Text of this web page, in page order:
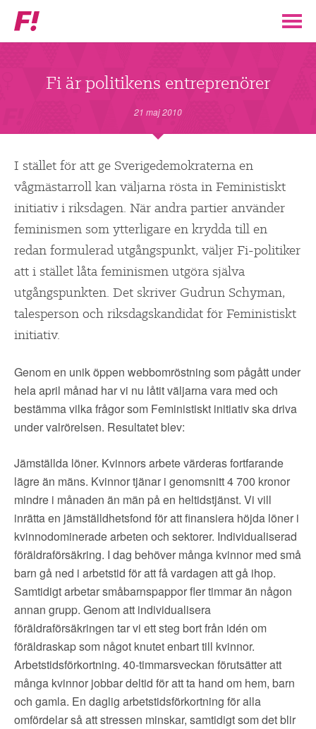
Feministiskt
initiativ
ENGAGERA DIG I F! ▼
ENAD RÖST
PARTILEDARE
OM FI ▼
NYHETER
Fi är politikens entreprenörer
21 maj 2010
I stället för att ge Sverigedemokraterna en
vågmästarroll kan väljarna rösta in Feministiskt
initiativ i riksdagen. När andra partier använder
feminismen som ytterligare en krydda till en
redan formulerad utgångspunkt, väljer Fi-politiker
att i stället låta feminismen utgöra själva
utgångspunkten. Det skriver Gudrun Schyman,
talesperson och riksdagskandidat för Feministiskt
initiativ.
Genom en unik öppen webbomröstning som pågått under
hela april månad har vi nu låtit väljarna vara med och
bestämma vilka frågor som Feministiskt initiativ ska driva
under valrörelsen. Resultatet blev:
Jämställda löner. Kvinnors arbete värderas fortfarande
lägre än mäns. Kvinnor tjänar i genomsnitt 4 700 kronor
mindre i månaden än män på en heltidstjänst. Vi vill
inrätta en jämställdhetsfond för att finansiera höjda löner i
kvinnodominerade arbeten och sektorer. Individualiserad
föräldraförsäkring. I dag behöver många kvinnor med små
barn gå ned i arbetstid för att få vardagen att gå ihop.
Samtidigt arbetar småbarnspappor fler timmar än någon
annan grupp. Genom att individualisera
föräldraförsäkringen tar vi ett steg bort från idén om
föräldraskap som något knutet enbart till kvinnor.
Arbetstidsförkortning. 40-timmarsveckan förutsätter att
många kvinnor jobbar deltid för att ta hand om hem, barn
och gamla. En daglig arbetstidsförkortning för alla
omfördelar så att stressen minskar, samtidigt som det blir